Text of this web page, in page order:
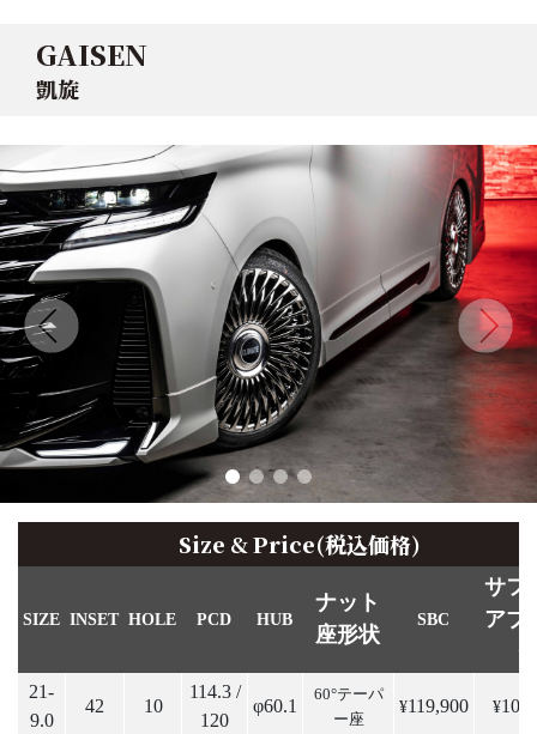
GAISEN
凱旋
Size & Price(税込価格)
SIZE INSET HOLE PCD HUB
ナット
座形状
SBC
サフ
アブ
ク
21-
9.0
42 10
114.3 /
120
φ60.1
60°テーパ
ー座
¥119,900 ¥